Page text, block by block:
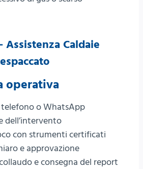
Assistenza Caldaie
operativa
o WhatsApp
dell’intervento
con strumenti certificati
e approvazione
e consegna del report